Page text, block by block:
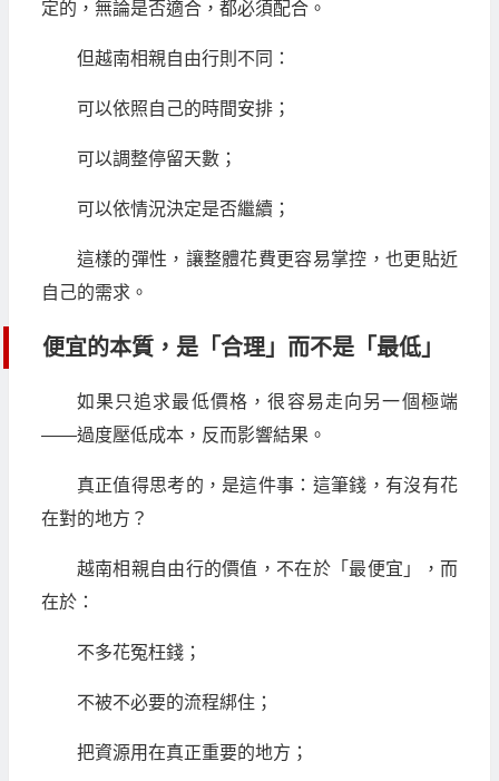
定的，無論是否適合，都必須配合。
但越南相親自由行則不同：
可以依照自己的時間安排；
可以調整停留天數；
可以依情況決定是否繼續；
這樣的彈性，讓整體花費更容易掌控，也更貼近
自己的需求。
便宜的本質，是「合理」而不是「最低」
如果只追求最低價格，很容易走向另一個極端
——過度壓低成本，反而影響結果。
真正值得思考的，是這件事：這筆錢，有沒有花
在對的地方？
越南相親自由行的價值，不在於「最便宜」，而
在於：
不多花冤枉錢；
不被不必要的流程綁住；
把資源用在真正重要的地方；